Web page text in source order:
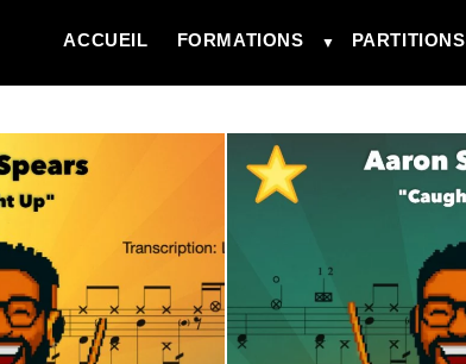
ACCUEIL FORMATIONS ▼ PARTITIONS